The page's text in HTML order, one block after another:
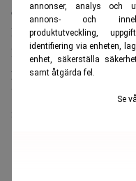
annonser, analys och
annons- och
produktutveckling,
identifiering via enheten,
enhet, säkerställa
samt åtgärda fel.
Se
och tillhörande
Istället valde många
lagringssystem och
prisökningar kopplade
Under årets andra